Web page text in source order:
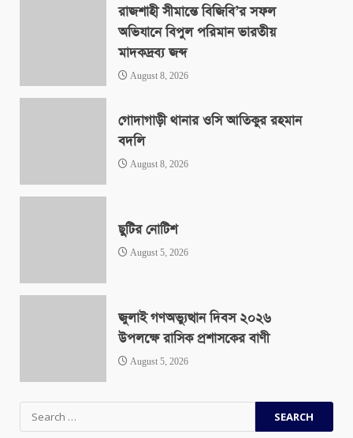
রাজশাহী সীমান্তে বিজিবি’র সফল
অভিযানে বিপুল পরিমান ভারতীয়
মাদকদ্রব্য জব্দ
August 8, 2026
গোদাগাড়ী থানার ওসি আতিকুর রহমান
বদলি
August 8, 2026
ছুটির নোটিশ
August 5, 2026
জুলাই গণঅভ্যুত্থান দিবস ২০২৬
উপলক্ষে রাসিক প্রশাসকের বাণী
August 5, 2026
Search
for: